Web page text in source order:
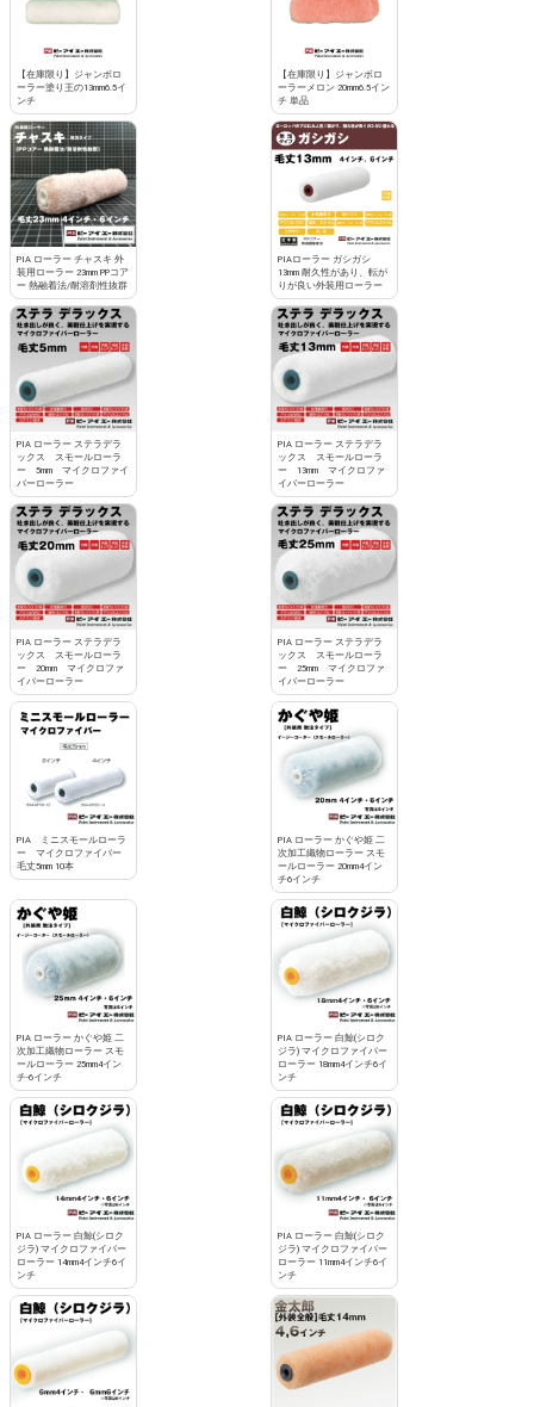
【在庫限り】ジャンボロ
ーラー塗り王の13mm6.5イ
ンチ
【在庫限り】ジャンボロ
ーラーメロン 20mm6.5イン
チ 単品
PIA ローラー チャスキ 外
装用ローラー 23mm PPコア
ー 熱融着法/耐溶剤性抜群
PIAローラー ガシガシ
13mm 耐久性があり、転が
りが良い外装用ローラー
PIA ローラー ステラデラ
ックス スモールローラ
ー 5mm マイクロファイ
バーローラー
PIA ローラー ステラデラ
ックス スモールローラ
ー 13mm マイクロファ
イバーローラー
PIA ローラー ステラデラ
ックス スモールローラ
ー 20mm マイクロファ
イバーローラー
PIA ローラー ステラデラ
ックス スモールローラ
ー 25mm マイクロファ
イバーローラー
PIA ミニスモールローラ
ー マイクロファイバー
毛丈5mm 10本
PIA ローラー かぐや姫 二
次加工織物ローラー スモ
ールローラー 20mm4イン
チ6インチ
PIA ローラー かぐや姫 二
次加工織物ローラー スモ
ールローラー 25mm4イン
チ-6インチ
PIA ローラー 白鯨(シロク
ジラ) マイクロファイバー
ローラー 18mm4インチ6イ
ンチ
PIA ローラー 白鯨(シロク
ジラ) マイクロファイバー
ローラー 14mm4インチ6イ
ンチ
PIA ローラー 白鯨(シロク
ジラ) マイクロファイバー
ローラー 11mm4インチ6イ
ンチ